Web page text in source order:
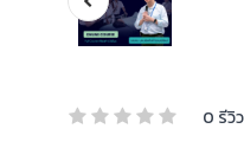
0 รีวิว